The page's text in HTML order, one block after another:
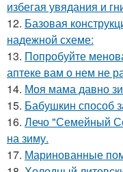
избегая увядания и
12. Базовая
надежной схеме:
13. Попробуйте
аптеке вам о нем не
14. Моя мама давно
15. Бабушкин способ
16. Лечо "Семейный
на зиму.
17. Маринованные